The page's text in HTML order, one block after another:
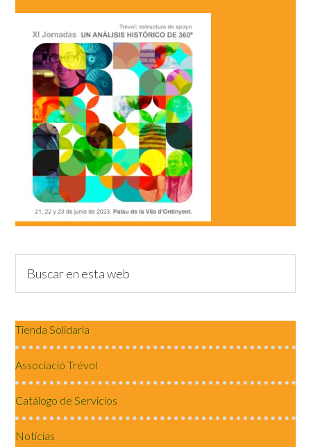
Tienda Solidaria
Associació Trévol
Catálogo de Servicios
Notícias